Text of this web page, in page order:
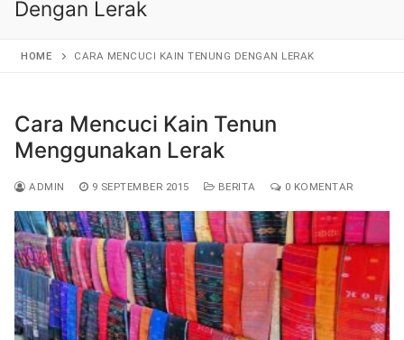
Dengan Lerak
HOME CARA MENCUCI KAIN TENUNG DENGAN LERAK
Cara Mencuci Kain Tenun
Menggunakan Lerak
ADMIN 9 SEPTEMBER 2015 BERITA 0 KOMENTAR